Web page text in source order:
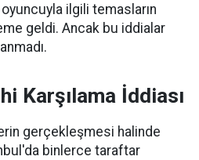
ilgili temasların
geldi. Ancak bu iddialar
Karşılama İddiası
gerçekleşmesi halinde
binlerce taraftar